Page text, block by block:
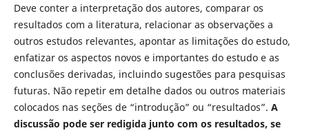
Deve conter a interpretação dos autores, comparar os
resultados com a literatura, relacionar as observações a
outros estudos relevantes, apontar as limitações do estudo,
enfatizar os aspectos novos e importantes do estudo e as
conclusões derivadas, incluindo sugestões para pesquisas
futuras. Não repetir em detalhe dados ou outros materiais
colocados nas seções de “introdução” ou “resultados”. A
discussão pode ser redigida junto com os resultados, se